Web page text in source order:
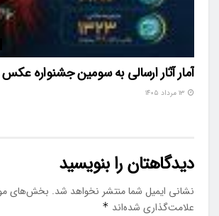
آمار آثار ارسالی به سومین جشنواره عکس
دیدگاهتان را بنویسید
نشانی ایمیل شما منتشر نخواهد شد. بخش‌های
علامت‌گذاری شده‌اند *